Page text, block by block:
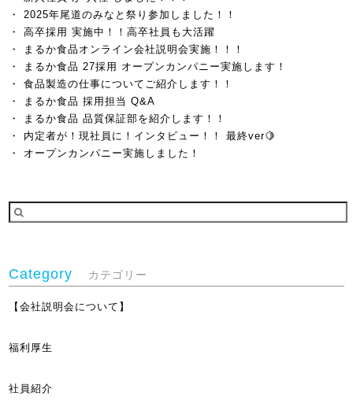
2025年尾道のみなと祭り参加しました！！
高卒採用 実施中！！高卒社員も大活躍
まるか食品オンライン会社説明会実施！！！
まるか食品 27採用 オープンカンパニー実施します！
食品製造の仕事についてご紹介します！！
まるか食品 採用担当 Q&A
まるか食品 品質保証部を紹介します！！
内定者が！現社員に！インタビュー！！ 最終ver🍋
オープンカンパニー実施しました！
Category カテゴリー
【会社説明会について】
福利厚生
社員紹介